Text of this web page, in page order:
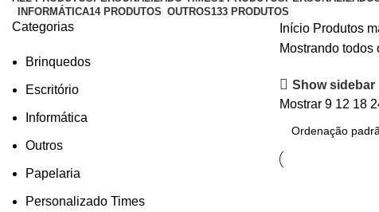
INFORMÁTICA14 PRODUTOS OUTROS133 PRODUTOS
Categorias
Brinquedos
Escritório
Informática
Outros
Papelaria
Personalizado Times
Início Produtos
Mostrando todos
Show sidebar
Mostrar 9 12 18